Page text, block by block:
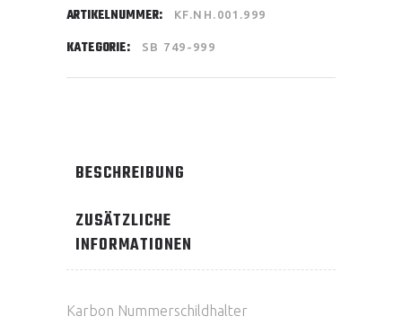
ARTIKELNUMMER: KF.NH.001.999
KATEGORIE: SB 749-999
BESCHREIBUNG
ZUSÄTZLICHE
INFORMATIONEN
Karbon Nummerschildhalter